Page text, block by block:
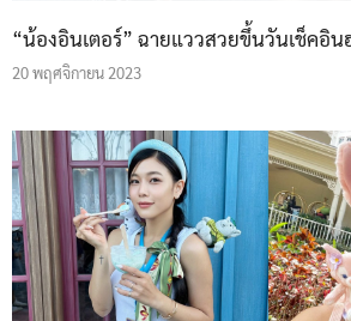
“น้องอินเตอร์” ฉายแววสวยขึ้นวันเช็คอิน
20 พฤศจิกายน 2023